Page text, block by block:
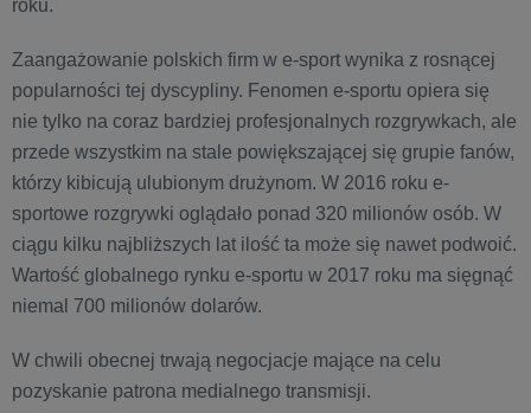
roku.
Zaangażowanie polskich firm w e-sport wynika z rosnącej
popularności tej dyscypliny. Fenomen e-sportu opiera się
nie tylko na coraz bardziej profesjonalnych rozgrywkach, ale
przede wszystkim na stale powiększającej się grupie fanów,
którzy kibicują ulubionym drużynom. W 2016 roku e-
sportowe rozgrywki oglądało ponad 320 milionów osób. W
ciągu kilku najbliższych lat ilość ta może się nawet podwoić.
Wartość globalnego rynku e-sportu w 2017 roku ma sięgnąć
niemal 700 milionów dolarów.
W chwili obecnej trwają negocjacje mające na celu
pozyskanie patrona medialnego transmisji.